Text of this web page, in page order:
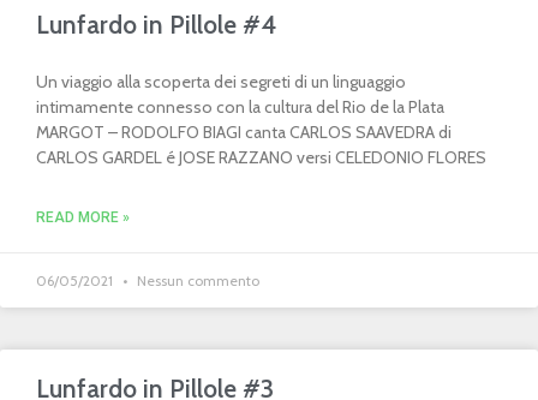
Lunfardo in Pillole #4
Un viaggio alla scoperta dei segreti di un linguaggio
intimamente connesso con la cultura del Rio de la Plata
MARGOT – RODOLFO BIAGI canta CARLOS SAAVEDRA di
CARLOS GARDEL é JOSE RAZZANO versi CELEDONIO FLORES
READ MORE »
06/05/2021 Nessun commento
Lunfardo in Pillole #3